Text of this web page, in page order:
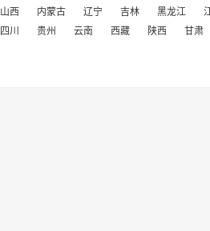
山西 内蒙古 辽宁 吉林 黑龙江
四川 贵州 云南 西藏 陕西 甘肃